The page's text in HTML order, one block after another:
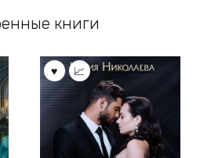
книги